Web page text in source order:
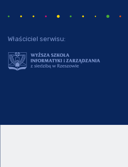
Właściciel serwisu: